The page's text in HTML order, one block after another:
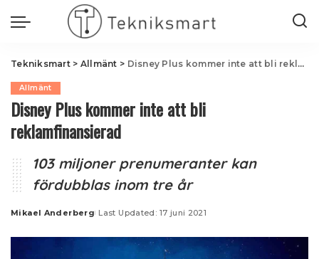
Tekniksmart> Allmänt > Disney Plus kommer inte att bli reklamfinansierad
Allmänt
Disney Plus kommer inte att bli
reklamfinansierad
103 miljoner prenumeranter kan
fördubblas inom tre år
Posted
Mikael Anderberg Last Updated: 17 juni 2021